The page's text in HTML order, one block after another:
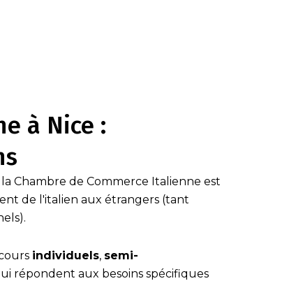
à Nice :
Chambre de Commerce Italienne est
de l'italien aux étrangers (tant
individuels, semi-
répondent aux besoins spécifiques